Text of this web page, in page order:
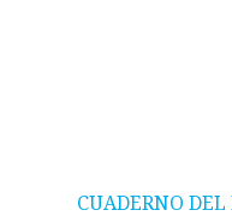
CUADERNO